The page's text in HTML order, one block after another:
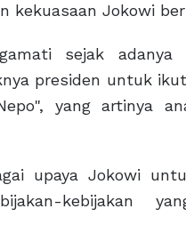
kekuasaan Jokowi
sejak adanya
presiden untuk
yang artinya
upaya Jokowi
kebijakan